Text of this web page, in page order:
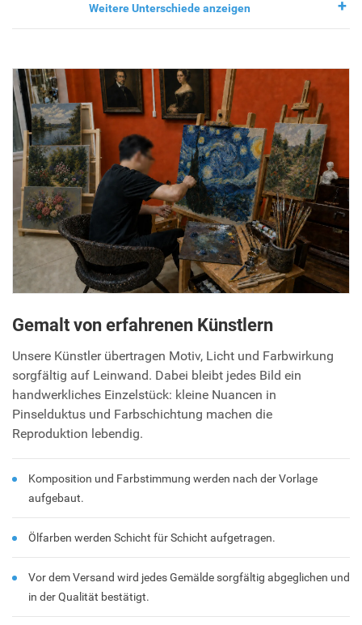
Weitere Unterschiede anzeigen
Gemalt von erfahrenen Künstlern
Unsere Künstler übertragen Motiv, Licht und Farbwirkung
sorgfältig auf Leinwand. Dabei bleibt jedes Bild ein
handwerkliches Einzelstück: kleine Nuancen in
Pinselduktus und Farbschichtung machen die
Reproduktion lebendig.
Komposition und Farbstimmung werden nach der Vorlage
aufgebaut.
Ölfarben werden Schicht für Schicht aufgetragen.
Vor dem Versand wird jedes Gemälde sorgfältig abgeglichen und
in der Qualität bestätigt.